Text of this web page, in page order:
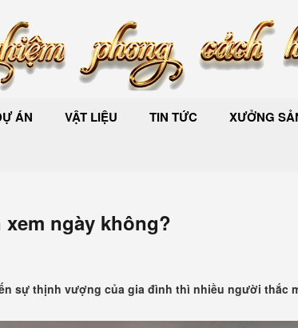
ÁN VẬT LIỆU TIN TỨC XƯỞNG
ngày không?
sự thịnh vượng của gia đình thì nhiều người thắc